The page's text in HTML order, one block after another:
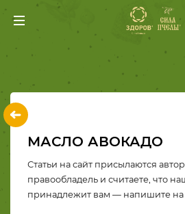
МАСЛО АВОКАДО
Статьи на сайт присылаются
правообладель и считаете, что
принадлежит вам — напишите на